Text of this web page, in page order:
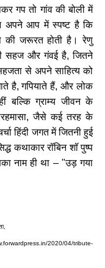
गप तो गांव की बोली में
अपने आप में स्पष्ट है कि
की जरूरत होती है।
रेणु
सहज और गंवई है,जितने
से अपने साहित्य को
है,गपियाते हैं,और लोक
बल्कि ग्राम्य जीवन के
,जैसे कई तरह के
हिंदी जगत में जितनी हुई
कथाकार रॉबिन शॉ पुष्प
नाम ही था – "उड़ गया
,
2020/04/tribute-